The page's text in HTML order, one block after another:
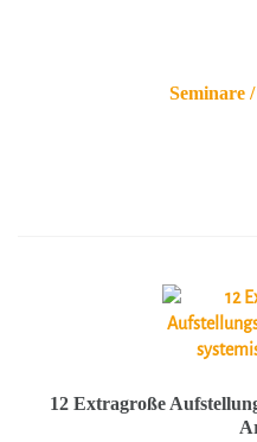
Seminare
12 Extragroße